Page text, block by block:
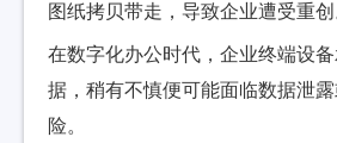
图纸拷贝带走，导致企业遭受重创
在数字化办公时代，企业终端设
据，稍有不慎便可能面临数据泄
险。